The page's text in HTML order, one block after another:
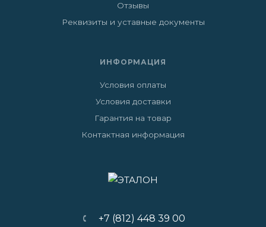
Отзывы
Реквизиты и уставные документы
ИНФОРМАЦИЯ
Условия оплаты
Условия доставки
Гарантия на товар
Контактная информация
+7 (812) 448 39 00